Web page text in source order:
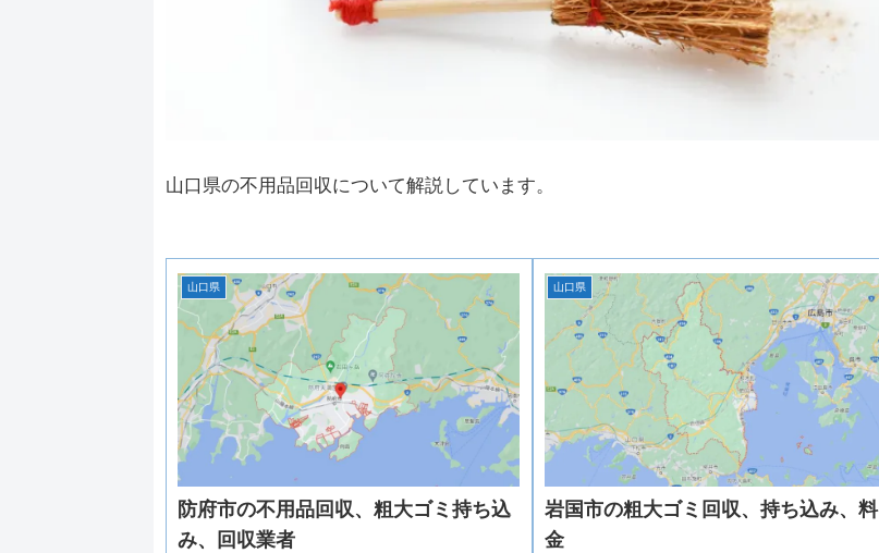
山口県の不用品回収について解説しています。
山口県
防府市の不用品回収、粗大ゴミ持ち込
み、回収業者
山口県
岩国市の粗大ゴミ回収、持ち込み、料
金